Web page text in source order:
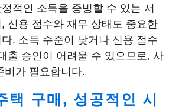
적인 소득을 증빙할 수 있는 서
신용 점수와 재무 상태도 중요한
. 소득 수준이 낮거나 신용 점수
출 승인이 어려울 수 있으므로, 사
비가 필요합니다.
택 구매, 성공적인 시